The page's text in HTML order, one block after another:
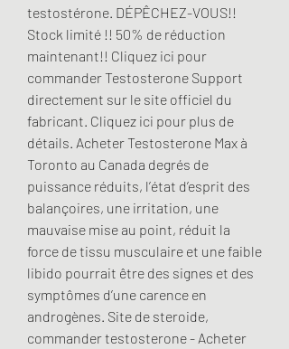
testostérone. DÉPÊCHEZ-VOUS!!
Stock limité !! 50% de réduction
maintenant!! Cliquez ici pour
commander Testosterone Support
directement sur le site officiel du
fabricant. Cliquez ici pour plus de
détails. Acheter Testosterone Max à
Toronto au Canada degrés de
puissance réduits, l’état d’esprit des
balançoires, une irritation, une
mauvaise mise au point, réduit la
force de tissu musculaire et une faible
libido pourrait être des signes et des
symptômes d’une carence en
androgènes. Site de steroide,
commander testosterone - Acheter